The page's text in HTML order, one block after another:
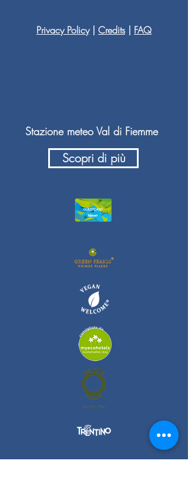
Privacy Policy| Credits | FAQ
Stazione meteo Val di Fiemme
Scopri di più